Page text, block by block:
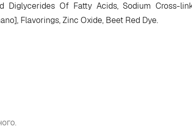
Of Fatty Acids, Sodium Cross-
Flavorings, Zinc Oxide, Beet Red Dye.